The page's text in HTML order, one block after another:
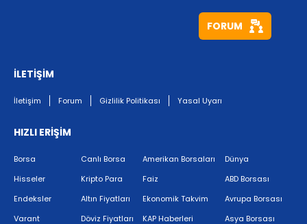
FORUM
İLETİŞİM
İletişim Forum Gizlilik Politikası Yasal Uyarı
HIZLI ERİŞİM
Borsa
Hisseler
Endeksler
Varant
Canlı Borsa
Kripto Para
Altın Fiyatları
Döviz Fiyatları
Amerikan Borsaları
Faiz
Ekonomik Takvim
KAP Haberleri
Dünya
ABD Borsası
Avrupa Borsası
Asya Borsası